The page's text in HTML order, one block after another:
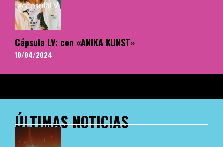
Cápsula LV: con «ANIKA KUNST»
10/04/2024
ÚLTIMAS NOTICIAS